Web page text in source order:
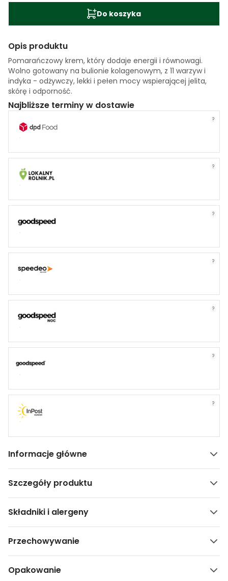
Do koszyka
Opis produktu
Pomarańczowy krem, który dodaje energii i równowagi.
Wolno gotowany na bulionie kolagenowym, z 11 warzyw i
indyka - odżywczy, lekki i pełen mocy wspierającej jelita,
skórę i odporność.
Najbliższe terminy w dostawie
?
?
?
?
?
?
?
Informacje główne
Szczegóły produktu
Składniki i alergeny
Przechowywanie
Opakowanie